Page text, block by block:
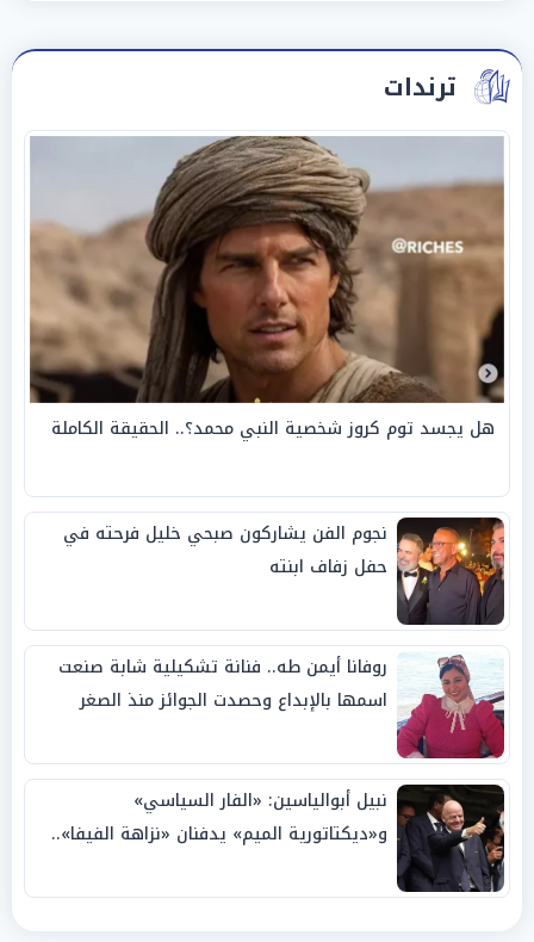
ترندات
هل يجسد توم كروز شخصية النبي محمد؟.. الحقيقة الكاملة
نجوم الفن يشاركون صبحي خليل فرحته في
حفل زفاف ابنته
روفانا أيمن طه.. فنانة تشكيلية شابة صنعت
اسمها بالإبداع وحصدت الجوائز منذ الصغر
نبيل أبوالياسين: «الفار السياسي»
و«ديكتاتورية الميم» يدفنان «نزاهة الفيفا»..